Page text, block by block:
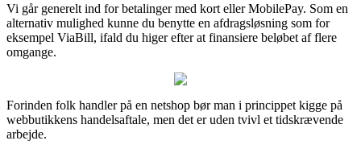
Vi går generelt ind for betalinger med kort eller MobilePay. Som en
alternativ mulighed kunne du benytte en afdragsløsning som for
eksempel ViaBill, ifald du higer efter at finansiere beløbet af flere
omgange.
Forinden folk handler på en netshop bør man i princippet kigge på
webbutikkens handelsaftale, men det er uden tvivl et tidskrævende
arbejde.